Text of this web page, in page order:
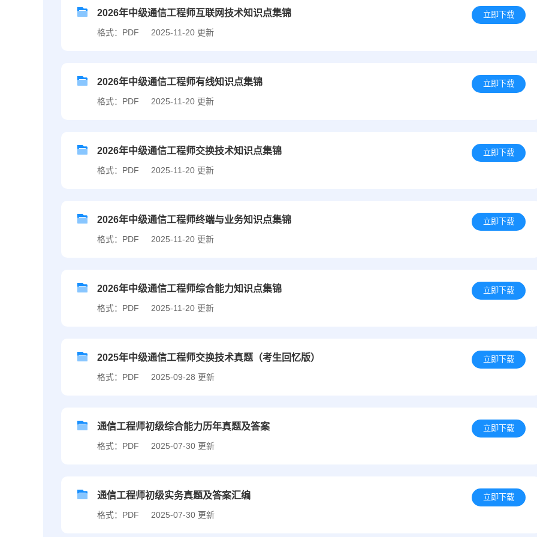
2026年中级通信工程师互联网技术知识点集锦
格式：PDF 2025-11-20 更新
立即下载
2026年中级通信工程师有线知识点集锦
格式：PDF 2025-11-20 更新
立即下载
2026年中级通信工程师交换技术知识点集锦
格式：PDF 2025-11-20 更新
立即下载
2026年中级通信工程师终端与业务知识点集锦
格式：PDF 2025-11-20 更新
立即下载
2026年中级通信工程师综合能力知识点集锦
格式：PDF 2025-11-20 更新
立即下载
2025年中级通信工程师交换技术真题（考生回忆版）
格式：PDF 2025-09-28 更新
立即下载
通信工程师初级综合能力历年真题及答案
格式：PDF 2025-07-30 更新
立即下载
通信工程师初级实务真题及答案汇编
格式：PDF 2025-07-30 更新
立即下载